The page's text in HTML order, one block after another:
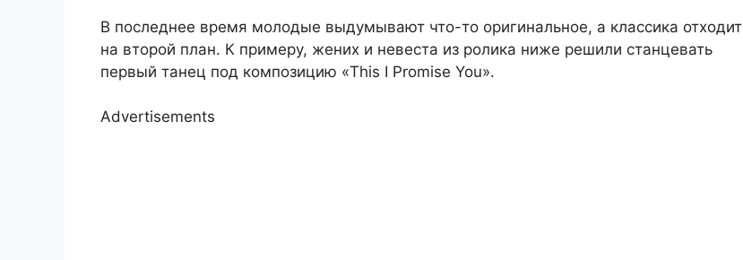
В последнее время молодые выдумывают что-то оригинальное, а классика отходит
на второй план. К примеру, жених и невеста из ролика ниже решили станцевать
первый танец под композицию «This I Promise You».
Advertisements